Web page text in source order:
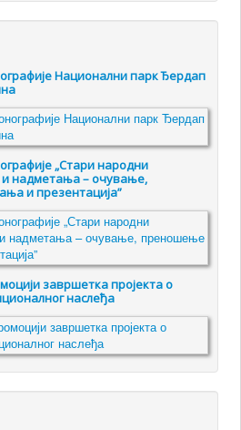
Национални парк Ђердап
„Стари народни
и надметања – очување,
и презентација”
завршетка пројекта о
наслеђа